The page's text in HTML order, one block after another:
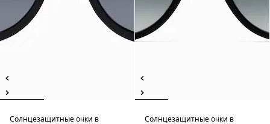
Солнцезащитные очки в
Солнцезащитные очки в